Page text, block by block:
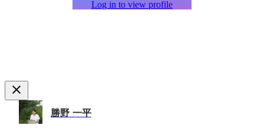
Log in to view profile
勝野 一平